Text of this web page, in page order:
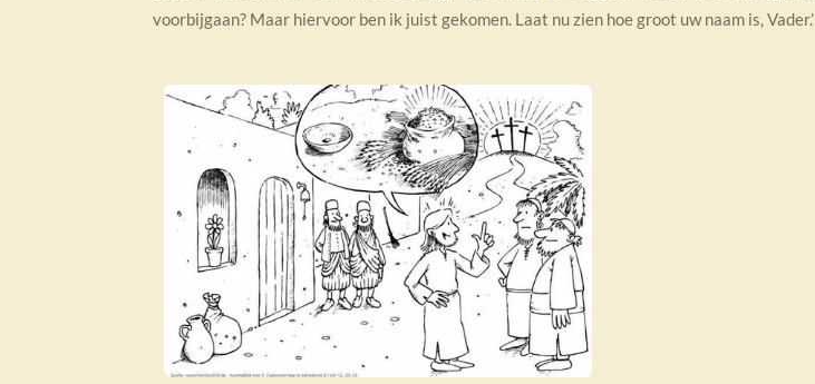
voorbijgaan? Maar hiervoor ben ik juist gekomen. Laat nu zien hoe groot uw naam is, Vader.’